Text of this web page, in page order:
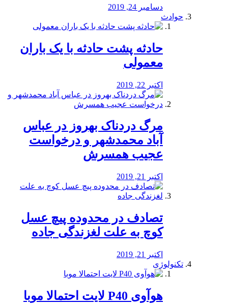
دسامبر 24, 2019
حوادث
️حادثه پشت حادثه با یک باران
معمولی
اکتبر 22, 2019
مرگ دردناک بهروز در عباس
آباد محمدشهر و درخواست
عجیب همسرش
اکتبر 21, 2019
تصادف در محدوده پیچ عسل
کوچ به علت لغزندگی جاده
اکتبر 21, 2019
تکنولوژی
هوآوی P40 لایت احتمالا موبا